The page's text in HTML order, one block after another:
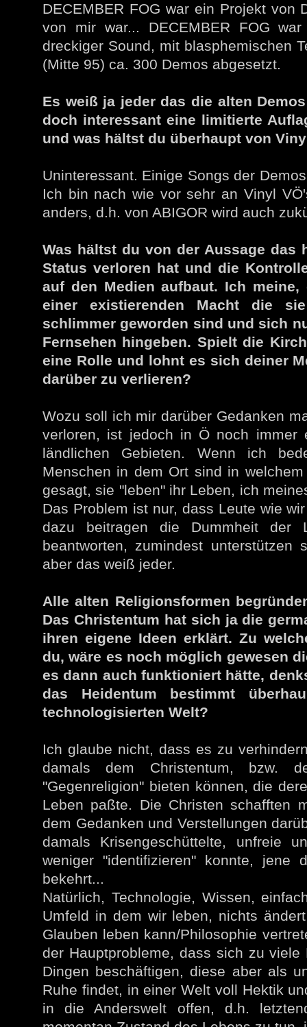
DECEMBER FOG war ein Projekt von
von mir war... DECEMBER FOG
dreckiger Sound, mit blasphemischen
(Mitte 95) ca. 300 Demos abgesetzt.
Es weiß ja jeder das die alten
doch interessant eine limitierte
und was hältst du überhaupt von
Uninteressant. Einige Songs der
Ich bin nach wie vor sehr an Vinyl
anders, d.h. von ABIGOR wird auch
Was hältst du von der Aussage das
Status verloren hat und die
auf den Medien aufbaut. Ich
einer existierenden Macht die
schlimmer geworden sind und sich
Fernsehen hingeben. Spielt die
eine Rolle und lohnt es sich deiner
darüber zu verlieren?
Wozu soll ich mir darüber Gedanken
verloren, ist jedoch in Ö noch immer
ländlichen Gebieten. Wenn ich
Menschen in dem Ort sind in
gesagt, sie "leben" ihr Leben, ich
Das Problem ist nur, dass Leute wie
dazu beitragen die Dummheit
beantworten, zumindest
aber das weiß jeder.
Alle alten Religionsformen
Das Christentum hat sich ja die
ihren eigene Ideen erklärt. Zu
du, wäre es noch möglich gewesen
es dann auch funktioniert hätte,
das Heidentum bestimmt
technologisierten Welt?
Ich glaube nicht, dass es zu
damals dem Christentum, bzw.
"Gegenreligion" bieten können, die
Leben paßte. Die Christen schafften
dem Gedanken und Verstellungen
damals Krisengeschüttelte, unfreie
weniger "identifizieren" konnte, jene
bekehrt...
Natürlich, Technologie, Wissen,
Umfeld in dem wir leben, nichts
Glauben leben kann/Philosophie
der Hauptprobleme, dass sich zu
Dingen beschäftigen, diese aber als
Ruhe findet, in einer Welt voll Hektik
in die Anderswelt offen, d.h.